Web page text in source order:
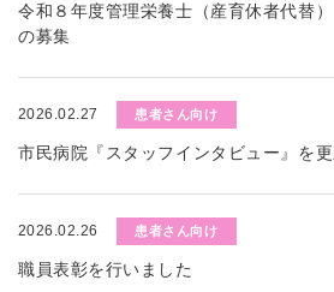
令和８年度管理栄養士（産育休者代替）
の募集
2026.02.27 患者さん向け
市民病院『スタッフインタビュー』を
2026.02.26 患者さん向け
職員表彰を行いました